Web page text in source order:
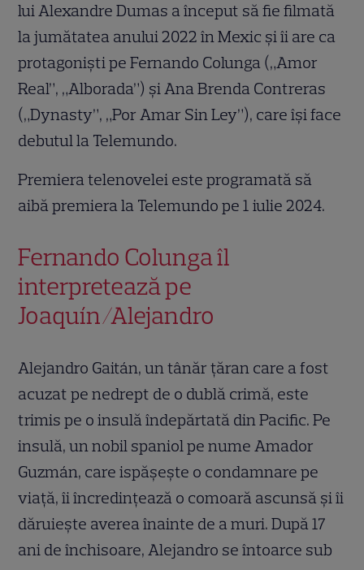
lui Alexandre Dumas a început să fie filmată
la jumătatea anului 2022 în Mexic și îi are ca
protagoniști pe Fernando Colunga („Amor
Real”, „Alborada”) și Ana Brenda Contreras
(„Dynasty”, „Por Amar Sin Ley”), care își face
debutul la Telemundo.
Premiera telenovelei este programată să
aibă premiera la Telemundo pe 1 iulie 2024.
Fernando Colunga îl
interpretează pe
Joaquín/Alejandro
Alejandro Gaitán, un tânăr țăran care a fost
acuzat pe nedrept de o dublă crimă, este
trimis pe o insulă îndepărtată din Pacific. Pe
insulă, un nobil spaniol pe nume Amador
Guzmán, care ispășește o condamnare pe
viață, îi încredințează o comoară ascunsă și îi
dăruiește averea înainte de a muri. După 17
ani de închisoare, Alejandro se întoarce sub